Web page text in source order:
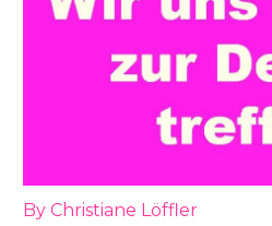
By Christiane Löffler